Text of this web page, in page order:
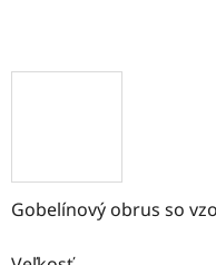
Gobelínový obrus so